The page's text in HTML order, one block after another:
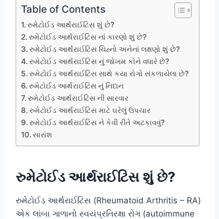
Table of Contents
રુમેટોઈડ આર્થરાઈટિસ શું છે?
રુમેટોઈડ આર્થરાઈટિસ નાં કારણો શું છે?
રુમેટોઈડ આર્થરાઈટિસ ચિહ્નો અનેનાં લક્ષણો શું છે?
રુમેટોઈડ આર્થરાઈટિસ નું જોખમ કોને વધારે છે?
રુમેટોઈડ આર્થરાઈટિસ સાથે કયા રોગો સંકળાયેલા છે?
રુમેટોઈડ આર્થરાઈટિસ નું નિદાન
રુમેટોઈડ આર્થરાઈટિસ ની સારવાર
રુમેટોઈડ આર્થરાઈટિસ માટે ઘરેલું ઉપચાર
રુમેટોઈડ આર્થરાઈટિસ ને કેવી રીતે અટકાવવું?
સારાંશ
રુમેટોઈડ આર્થરાઈટિસ શું છે?
રુમેટોઈડ આર્થરાઈટિસ (Rheumatoid Arthritis – RA)
એક લાંબા ગાળાનો સ્વયંપ્રતિરક્ષા રોગ (autoimmune